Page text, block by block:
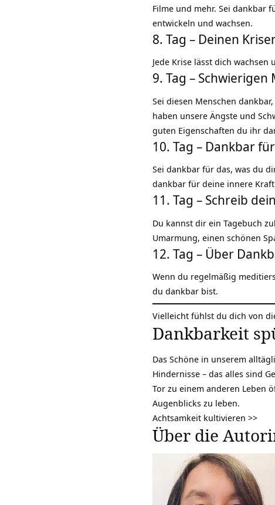
Filme und mehr. Sei dankbar
entwickeln und wachsen.
8. Tag – Deinen
Jede Krise lässt dich wachsen
9. Tag –
Sei diesen Menschen
haben unsere Ängste und
guten Eigenschaften du ihr
10. Tag – Dankbar
Sei dankbar für das, was du
dankbar für deine innere Kraft
11. Tag – Schreib
Du kannst dir ein Tagebuch
Umarmung, einen schönen
12. Tag – Über
Wenn du regelmäßig
du dankbar bist.
Vielleicht fühlst du dich von
Dankbarkeit
Das Schöne in unserem
Hindernisse – das alles sind
Tor zu einem anderen Leben
Augenblicks zu leben.
Achtsamkeit kultivieren >>
Über die